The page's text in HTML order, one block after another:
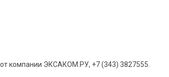
компании ЭКСАКОМ.РУ, +7 (343) 3827555.